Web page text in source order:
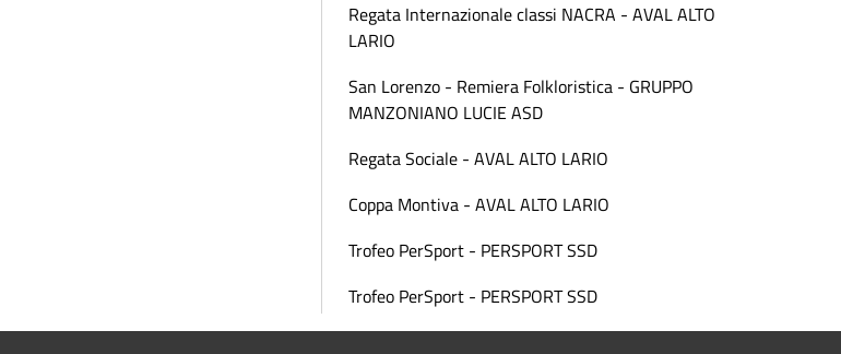
Regata Internazionale classi NACRA - AVAL ALTO
LARIO
San Lorenzo - Remiera Folkloristica - GRUPPO
MANZONIANO LUCIE ASD
Regata Sociale - AVAL ALTO LARIO
Coppa Montiva - AVAL ALTO LARIO
Trofeo PerSport - PERSPORT SSD
Trofeo PerSport - PERSPORT SSD